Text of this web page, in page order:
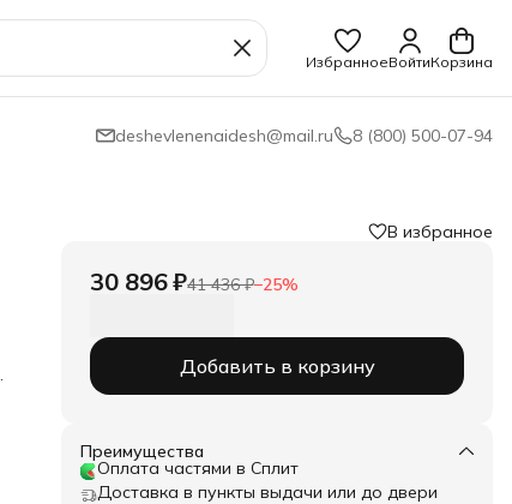
ИзбранноеВойтиКорзина
deshevlenenaidesh@mail.ru 8 (800) 500-07-94
В избранное
30 896 ₽41 436 ₽−25%
Добавить в корзину
Преимущества
Оплата частями в Сплит
Доставка в пункты выдачи или до двери